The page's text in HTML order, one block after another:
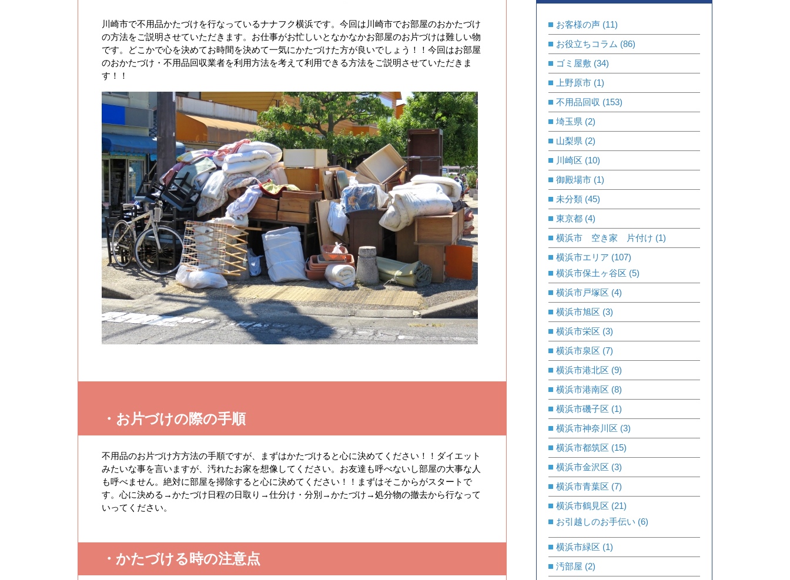
川崎市で不用品かたづけを行なっているナナフク横浜です。今回は川崎市でお部屋のおかたづけ
の方法をご説明させていただきます。お仕事がお忙しいとなかなかお部屋のお片づけは難しい物
です。どこかで心を決めてお時間を決めて一気にかたづけた方が良いでしょう！！今回はお部屋
のおかたづけ・不用品回収業者を利用方法を考えて利用できる方法をご説明させていただきま
す！！
・お片づけの際の手順
不用品のお片づけ方方法の手順ですが、まずはかたづけると心に決めてください！！ダイエット
みたいな事を言いますが、汚れたお家を想像してください。お友達も呼べないし部屋の大事な人
も呼べません。絶対に部屋を掃除すると心に決めてください！！まずはそこからがスタートで
す。心に決める→かたづけ日程の日取り→仕分け・分別→かたづけ→処分物の撤去から行なって
いってください。
・かたづける時の注意点
お客様の声 (11)
お役立ちコラム (86)
ゴミ屋敷 (34)
上野原市 (1)
不用品回収 (153)
埼玉県 (2)
山梨県 (2)
川崎区 (10)
御殿場市 (1)
未分類 (45)
東京都 (4)
横浜市 空き家 片付け (1)
横浜市エリア (107)
横浜市保土ヶ谷区 (5)
横浜市戸塚区 (4)
横浜市旭区 (3)
横浜市栄区 (3)
横浜市泉区 (7)
横浜市港北区 (9)
横浜市港南区 (8)
横浜市磯子区 (1)
横浜市神奈川区 (3)
横浜市都筑区 (15)
横浜市金沢区 (3)
横浜市青葉区 (7)
横浜市鶴見区 (21)
お引越しのお手伝い (6)
横浜市緑区 (1)
汚部屋 (2)